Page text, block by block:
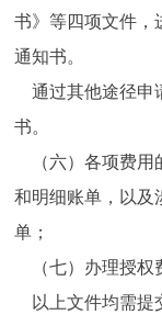
书》等四项文件，
通知书。
通过其他途径申
书。
（六）各项费用
和明细账单，以及
单；
（七）办理授权
以上文件均需提